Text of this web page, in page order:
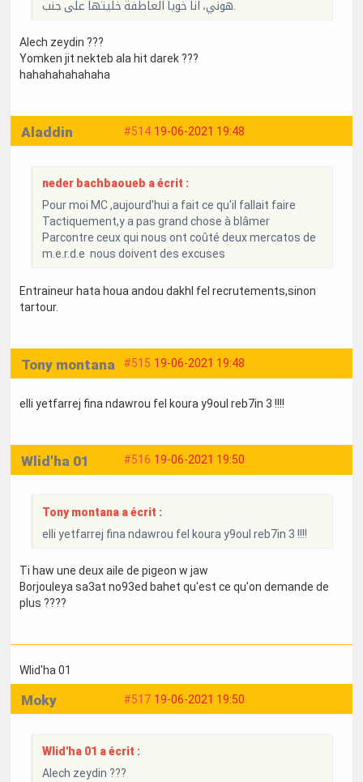
Alech zeydin ???
Yomken jit nekteb ala hit darek ???
hahahahahahaha
#514 19-06-2021 19:48
Aladdin
neder bachbaoueb a écrit :
Pour moi MC ,aujourd'hui a fait ce qu'il fallait faire
Tactiquement,y a pas grand chose à blâmer
Parcontre ceux qui nous ont coûté deux mercatos de
m.e.r.d.e nous doivent des excuses
Entraineur hata houa andou dakhl fel recrutements,sinon
tartour.
#515 19-06-2021 19:48
Tony montana
elli yetfarrej fina ndawrou fel koura y9oul reb7in 3 !!!!
#516 19-06-2021 19:50
Wlid'ha 01
Tony montana a écrit :
elli yetfarrej fina ndawrou fel koura y9oul reb7in 3 !!!!
Ti haw une deux aile de pigeon w jaw
Borjouleya sa3at no93ed bahet qu'est ce qu'on demande de
plus ????
Wlid'ha 01
#517 19-06-2021 19:50
Moky
Wlid'ha 01 a écrit :
Alech zeydin ???